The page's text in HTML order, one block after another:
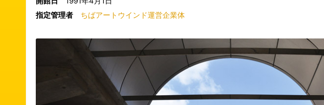
指定管理者
ちばアートウインド運営企業体